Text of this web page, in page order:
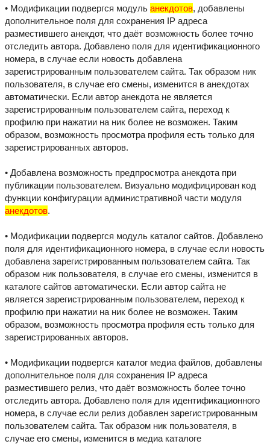
• Модификации подвергся модуль анекдотов, добавлены
дополнительное поля для сохранения IP адреса
разместившего анекдот, что даёт возможность более точно
отследить автора. Добавлено поля для идентификационного
номера, в случае если новость добавлена
зарегистрированным пользователем сайта. Так образом ник
пользователя, в случае его смены, изменится в анекдотах
автоматически. Если автор анекдота не является
зарегистрированным пользователем сайта, переход к
профилю при нажатии на ник более не возможен. Таким
образом, возможность просмотра профиля есть только для
зарегистрированных авторов.
• Добавлена возможность предпросмотра анекдота при
публикации пользователем. Визуально модифицирован код
функции конфигурации административной части модуля
анекдотов.
• Модификации подвергся модуль каталог сайтов. Добавлено
поля для идентификационного номера, в случае если новость
добавлена зарегистрированным пользователем сайта. Так
образом ник пользователя, в случае его смены, изменится в
каталоге сайтов автоматически. Если автор сайта не
является зарегистрированным пользователем, переход к
профилю при нажатии на ник более не возможен. Таким
образом, возможность просмотра профиля есть только для
зарегистрированных авторов.
• Модификации подвергся каталог медиа файлов, добавлены
дополнительное поля для сохранения IP адреса
разместившего релиз, что даёт возможность более точно
отследить автора. Добавлено поля для идентификационного
номера, в случае если релиз добавлен зарегистрированным
пользователем сайта. Так образом ник пользователя, в
случае его смены, изменится в медиа каталоге